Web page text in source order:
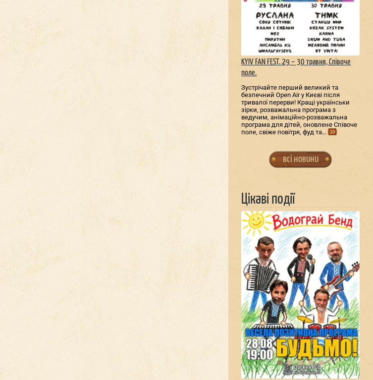
KYIV FAN FEST. 29 – 30 травня, Співоче
поле.
Зустрічайте перший великий та
безпечний Open Air у Києві після
тривалої перерви! Кращі українськи
зірки, розважальна програма з
ведучим, анімаційно-розважальна
програма для дітей, оновлене Співоче
поле, свіже повітря, фуд та…
всі новини
Цікаві події